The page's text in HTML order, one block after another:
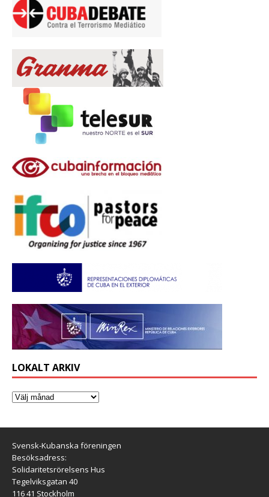
LOKALT ARKIV
Svensk-Kubanska föreningen
Besöksadress:
Solidaritetsrörelsens Hus
Tegelviksgatan 40
116 41 Stockholm